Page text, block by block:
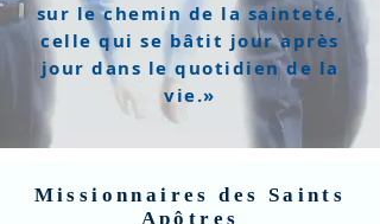
sur le chemin de la sainteté,
celle qui se bâtit jour après
jour dans le quotidien de la
vie.»
Missionnaires des Saints
Apôtres